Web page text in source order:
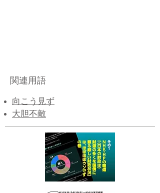
関連用語
​向こう見ず
​大胆不敵